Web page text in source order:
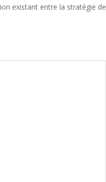
existant entre la stratégie de